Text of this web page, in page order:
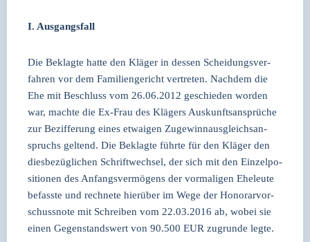
I. Aus­gangs­fall
Die Beklag­te hat­te den Klä­ger in des­sen Schei­dungs­ver­
fah­ren vor dem Fami­li­en­ge­richt ver­tre­ten. Nach­dem die
Ehe mit Beschluss vom 26.06.2012 geschie­den wor­den
war, mach­te die Ex-Frau des Klä­gers Aus­kunfts­an­sprü­che
zur Bezif­fe­rung eines etwa­igen Zuge­winn­aus­gleichs­an­
spruchs gel­tend. Die Beklag­te führ­te für den Klä­ger den
dies­be­züg­li­chen Schrift­wech­sel, der sich mit den Ein­zel­po­
si­tio­nen des Anfangs­ver­mö­gens der vor­ma­li­gen Ehe­leu­te
befass­te und rech­ne­te hier­über im Wege der Hono­rar­vor­
schuss­no­te mit Schrei­ben vom 22.03.2016 ab, wobei sie
einen Gegen­stands­wert von 90.500 EUR zugrun­de leg­te.